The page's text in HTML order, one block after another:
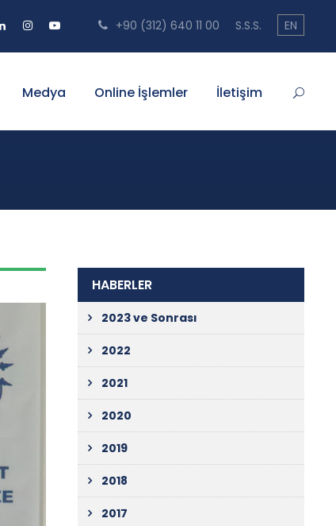
+90 (312) 640 11 00 S.S.S. EN
Medya Online İşlemler İletişim
HABERLER
2023 ve Sonrası
2022
2021
2020
2019
2018
2017